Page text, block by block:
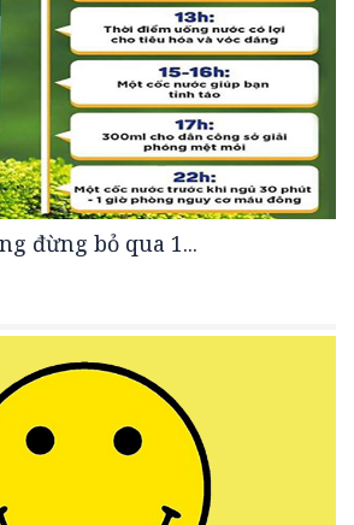
đừng bỏ qua 1...